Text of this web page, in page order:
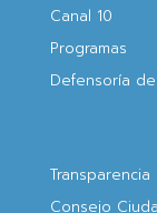
Canal 10
Programas
Defensoría
Transparencia
Consejo